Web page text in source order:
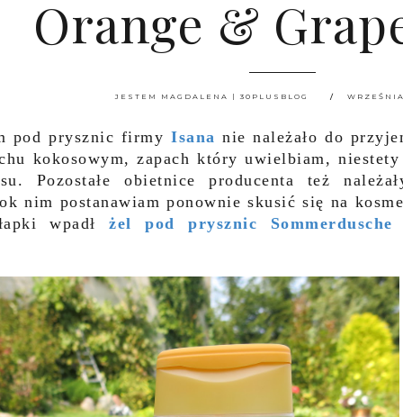
Orange &
JESTEM MAGDALENA | 30PLUSBLOG
pod prysznic firmyIsana nie należało do
kokosowym, zapach który uwielbiam,
Pozostałe obietnice producenta też
nim postanawiam ponownie skusić się na
wpadłżel pod prysznic